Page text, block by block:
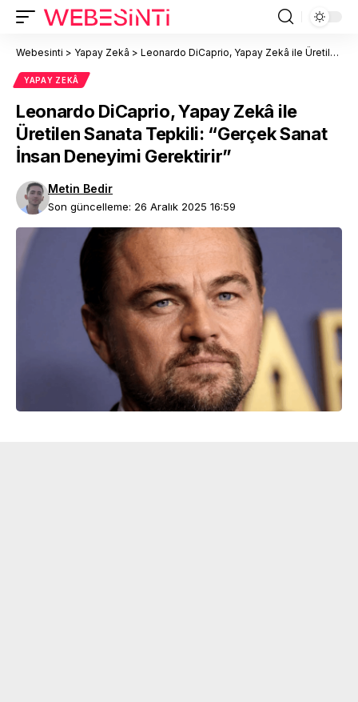
Webesinti > Yapay Zekâ > Leonardo DiCaprio, Yapay Zekâ ile Üretilen Sanata Tepkili: “Gerçek Sanat İnsan Deneyimi Gerektirir”
YAPAY ZEKÂ
Leonardo DiCaprio, Yapay Zekâ ile
Üretilen Sanata Tepkili: “Gerçek Sanat
İnsan Deneyimi Gerektirir”
Son güncelleme: 26 Aralık 2025 16:59
Metin Bedir